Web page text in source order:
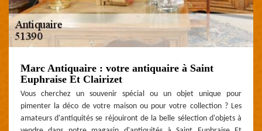
Marc Antiquaire : votre antiquaire à Saint
Euphraise Et Clairizet
Vous cherchez un souvenir spécial ou un objet unique pour
pimenter la déco de votre maison ou pour votre collection ? Les
amateurs d'antiquités se réjouiront de la belle sélection d'objets à